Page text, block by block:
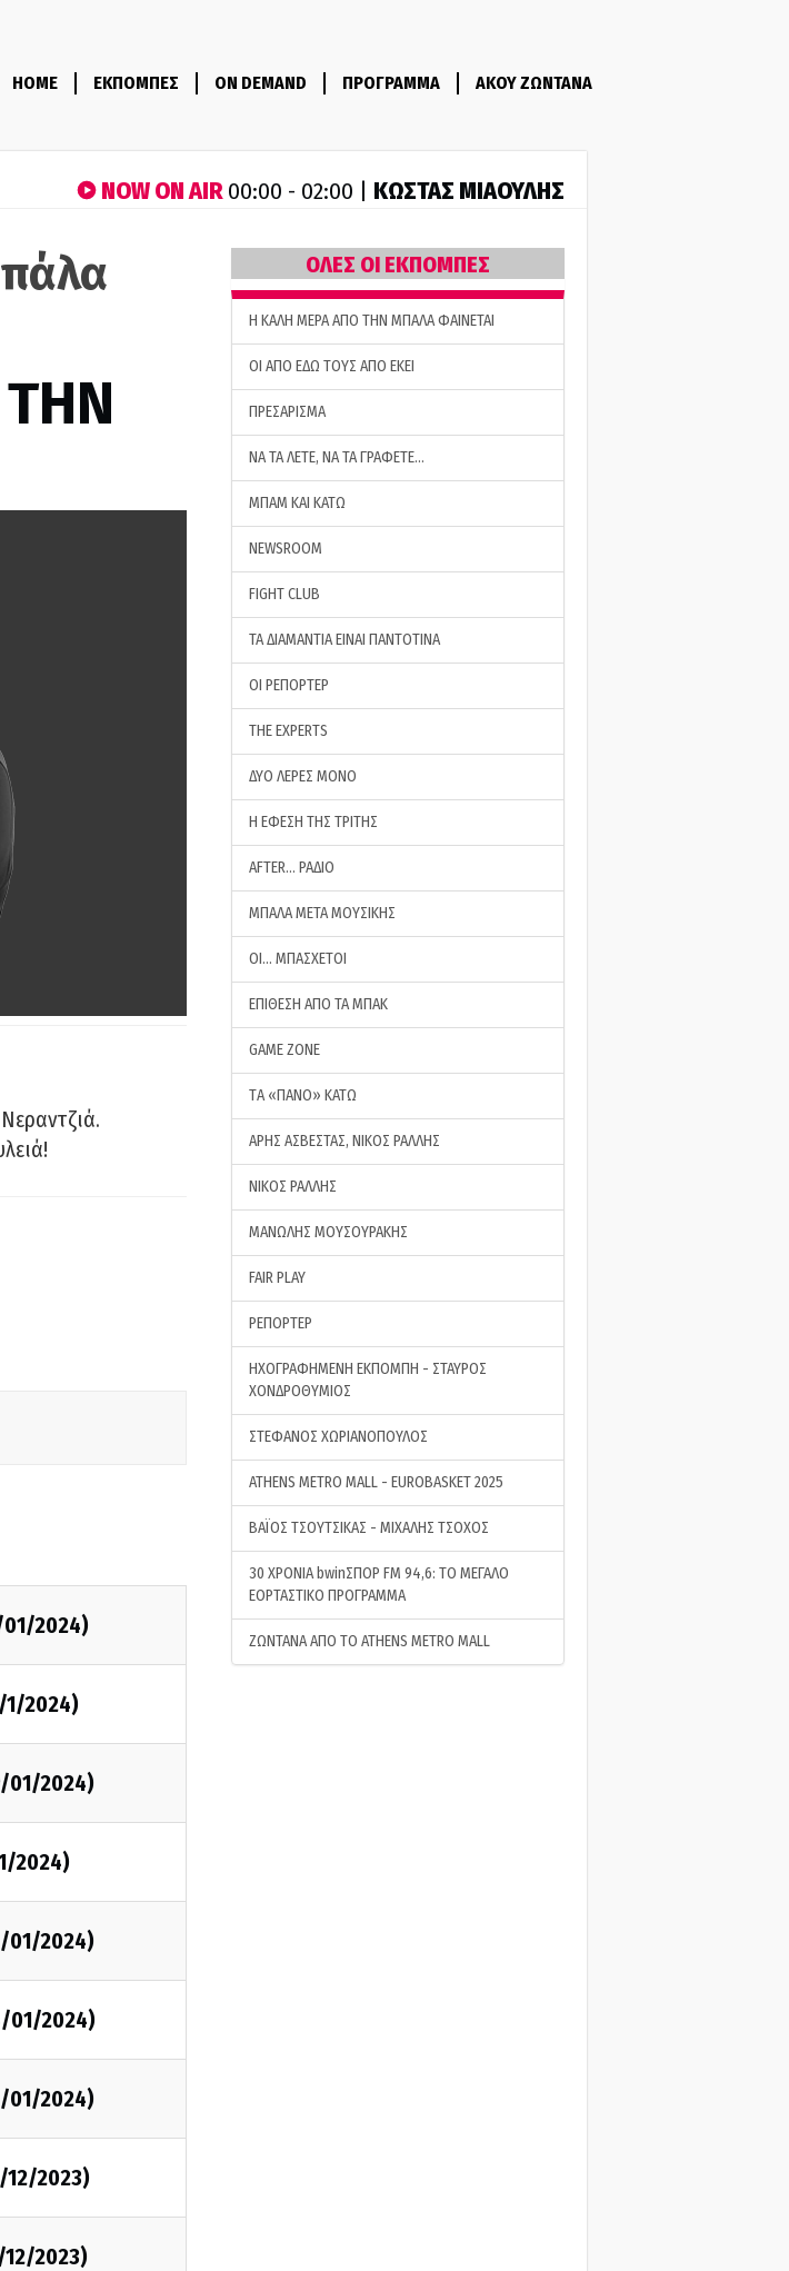
HOME ΕΚΠΟΜΠΕΣ ON DEMAND ΠΡΟΓΡΑΜΜΑ ΑΚΟΥ ΖΩΝΤΑΝΑ
NOW ON AIR00:00 - 02:00 | ΚΩΣΤΑΣ ΜΙΑΟΥΛΗΣ
01/2024)
1/2024)
01/2024)
2024)
01/2024)
01/2024)
01/2024)
12/2023)
12/2023)
ΟΛΕΣ ΟΙ ΕΚΠΟΜΠΕΣ
H ΚΑΛΗ ΜΕΡΑ ΑΠΟ ΤΗΝ ΜΠΑΛΑ ΦΑΙΝΕΤΑΙ
ΟΙ ΑΠΟ ΕΔΩ ΤΟΥΣ ΑΠΟ ΕΚΕΙ
ΠΡΕΣΑΡΙΣΜΑ
ΝΑ ΤΑ ΛΕΤΕ, ΝΑ ΤΑ ΓΡΑΦΕΤΕ…
ΜΠΑΜ ΚΑΙ ΚΑΤΩ
NEWSROOM
FIGHT CLUB
ΤΑ ΔΙΑΜΑΝΤΙΑ ΕΙΝΑΙ ΠΑΝΤΟΤΙΝΑ
ΟΙ ΡΕΠΟΡΤΕΡ
THE EXPERTS
ΔΥΟ ΛΕΡΕΣ ΜΟΝΟ
Η ΕΦΕΣΗ ΤΗΣ ΤΡΙΤΗΣ
AFTER… ΡΑΔΙΟ
ΜΠΑΛΑ ΜΕΤΑ ΜΟΥΣΙΚΗΣ
ΟΙ… ΜΠΑΣΧΕΤΟΙ
ΕΠΙΘΕΣΗ ΑΠΟ ΤΑ ΜΠΑΚ
GAME ZONE
ΤA «ΠΑΝΟ» ΚΑΤΩ
ΑΡΗΣ ΑΣΒΕΣΤΑΣ, ΝΙΚΟΣ ΡΑΛΛΗΣ
ΝΙΚΟΣ ΡΑΛΛΗΣ
ΜΑΝΩΛΗΣ ΜΟΥΣΟΥΡΑΚΗΣ
FAIR PLAY
ΡΕΠΟΡΤΕΡ
ΗΧΟΓΡΑΦΗΜΕΝΗ ΕΚΠΟΜΠΗ - ΣΤΑΥΡΟΣ
ΧΟΝΔΡΟΘΥΜΙΟΣ
ΣΤΕΦΑΝΟΣ ΧΩΡΙΑΝΟΠΟΥΛΟΣ
ATHENS METRO MALL - EUROBASKET 2025
ΒΑΪΟΣ ΤΣΟΥΤΣΙΚΑΣ - ΜΙΧΑΛΗΣ ΤΣΟΧΟΣ
30 ΧΡΟΝΙΑ bwinΣΠΟΡ FM 94,6: ΤΟ ΜΕΓΑΛΟ
ΕΟΡΤΑΣΤΙΚΟ ΠΡΟΓΡΑΜΜΑ
ΖΩΝΤΑΝΑ ΑΠΟ ΤΟ ATHENS METRO MALL